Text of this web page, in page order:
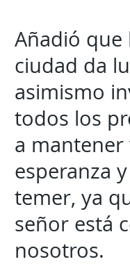
Añadió que
ciudad da
asimismo
todos los
a mantener
esperanza
temer, ya
señor está
nosotros.